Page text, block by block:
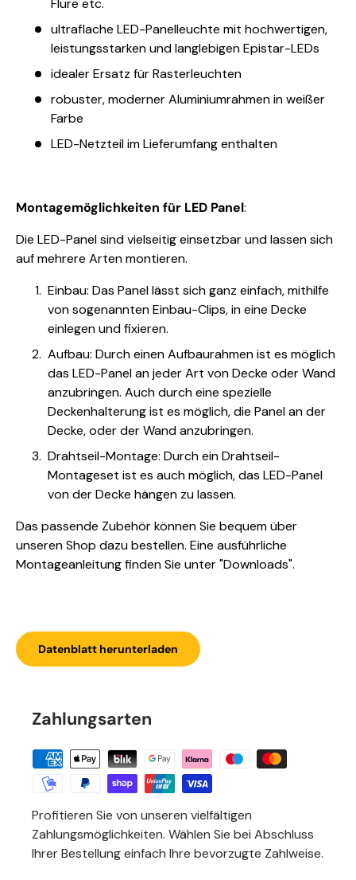
Flure etc.
ultraflache LED-Panelleuchte mit hochwertigen,
leistungsstarken und langlebigen Epistar-LEDs
idealer Ersatz für Rasterleuchten
robuster, moderner Aluminiumrahmen in weißer
Farbe
LED-Netzteil im Lieferumfang enthalten
Montagemöglichkeiten für LED Panel:
Die LED-Panel sind vielseitig einsetzbar und lassen sich
auf mehrere Arten montieren.
Einbau: Das Panel lässt sich ganz einfach, mithilfe
von sogenannten Einbau-Clips, in eine Decke
einlegen und fixieren.
Aufbau: Durch einen Aufbaurahmen ist es möglich
das LED-Panel an jeder Art von Decke oder Wand
anzubringen. Auch durch eine spezielle
Deckenhalterung ist es möglich, die Panel an der
Decke, oder der Wand anzubringen.
Drahtseil-Montage: Durch ein Drahtseil-
Montageset ist es auch möglich, das LED-Panel
von der Decke hängen zu lassen.
Das passende Zubehör können Sie bequem über
unseren Shop dazu bestellen. Eine ausführliche
Montageanleitung finden Sie unter "Downloads".
Datenblatt herunterladen
Zahlungsarten
Profitieren Sie von unseren vielfältigen
Zahlungsmöglichkeiten. Wählen Sie bei Abschluss
Ihrer Bestellung einfach Ihre bevorzugte Zahlweise.